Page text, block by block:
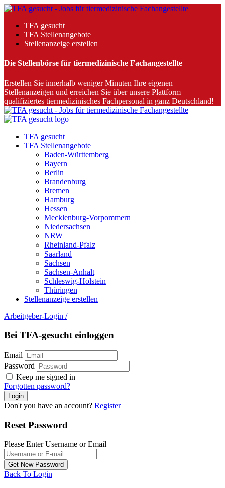
TFA gesucht
TFA Stellenangebote
Stellenanzeige erstellen
Die Stellenbörse für tiermedizinische Fachangestellte
Erstellen Sie innerhalb weniger Minuten Ihre eigenen
Stellenanzeigen und erreichen Sie über unsere Plattform
qualifiziertes tiermedizinisches Fachpersonal in ganz Deutschland!
TFA gesucht
TFA Stellenangebote
Baden-Württemberg
Bayern
Berlin
Brandenburg
Bremen
Hamburg
Hessen
Mecklenburg-Vorpommern
Niedersachsen
NRW
Rheinland-Pfalz
Saarland
Sachsen
Sachsen-Anhalt
Schleswig-Holstein
Thüringen
Stellenanzeige erstellen
Arbeitgeber-Login /
Bei TFA-gesucht einloggen
Email
Password
Keep me signed in
Forgotten password?
Don't you have an account? Register
Reset Password
Please Enter Username or Email
Back To Login